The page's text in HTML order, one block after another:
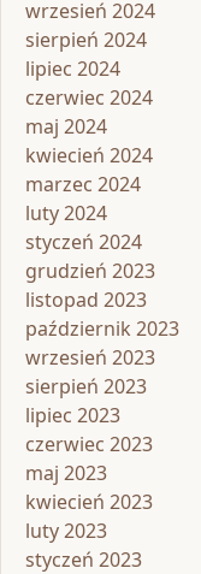
wrzesień 2024
sierpień 2024
lipiec 2024
czerwiec 2024
maj 2024
kwiecień 2024
marzec 2024
luty 2024
styczeń 2024
grudzień 2023
listopad 2023
październik 2023
wrzesień 2023
sierpień 2023
lipiec 2023
czerwiec 2023
maj 2023
kwiecień 2023
luty 2023
styczeń 2023